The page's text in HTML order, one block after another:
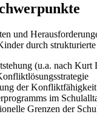
und
durch
(u.a. nach Kurt
der
im
Grenzen der